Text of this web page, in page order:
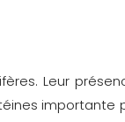
Leur